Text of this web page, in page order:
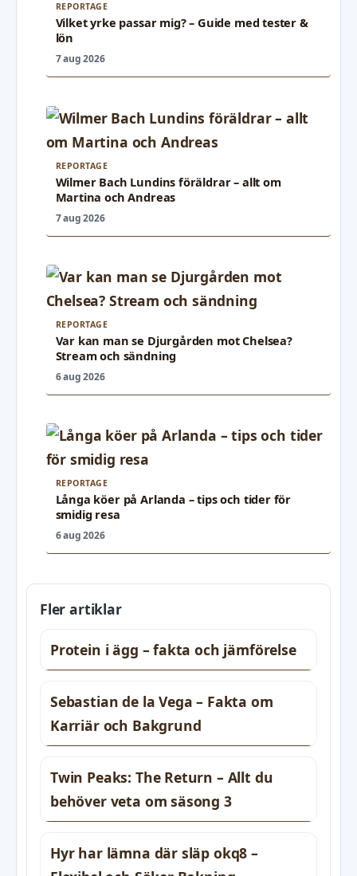
REPORTAGE
Vilket yrke passar mig? – Guide med tester &
lön
7 aug 2026
REPORTAGE
Wilmer Bach Lundins föräldrar – allt om
Martina och Andreas
7 aug 2026
REPORTAGE
Var kan man se Djurgården mot Chelsea?
Stream och sändning
6 aug 2026
REPORTAGE
Långa köer på Arlanda – tips och tider för
smidig resa
6 aug 2026
Fler artiklar
Protein i ägg – fakta och jämförelse
Sebastian de la Vega – Fakta om
Karriär och Bakgrund
Twin Peaks: The Return – Allt du
behöver veta om säsong 3
Hyr har lämna där släp okq8 –